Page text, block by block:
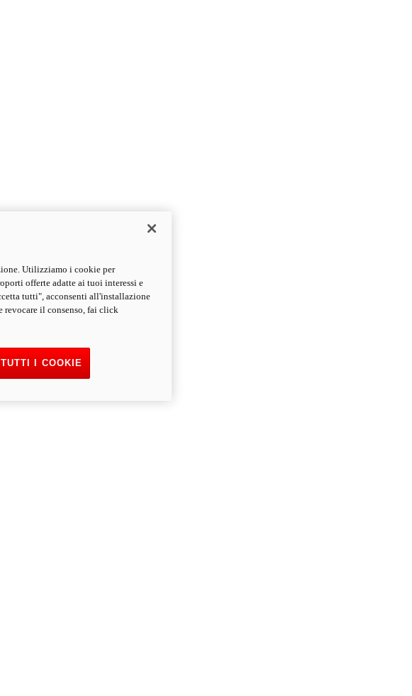
Utilizziamo i cookie per
offerte adatte ai tuoi interessi e
tutti", acconsenti all'installazione
il consenso, fai click
I COOKIE